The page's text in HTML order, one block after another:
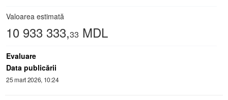
Valoarea estimată
10 933 333,33 MDL
Evaluare
Data publicării
25 mart 2026, 10:24